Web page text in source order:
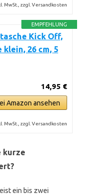
MwSt., zzgl. Versandkosten
EMPFEHLUNG
Kick Off,
26 cm, 5
14,95 €
Amazon ansehen
MwSt., zzgl. Versandkosten
kurze
ein bis zwei